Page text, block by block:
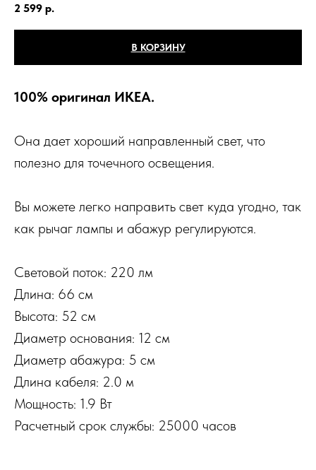
2 599 р.
В КОРЗИНУ
100% оригинал ИКЕА.
Она дает хороший направленный свет, что
полезно для точечного освещения.
Вы можете легко направить свет куда угодно, так
как рычаг лампы и абажур регулируются.
Световой поток: 220 лм
Длина: 66 см
Высота: 52 см
Диаметр основания: 12 см
Диаметр абажура: 5 см
Длина кабеля: 2.0 м
Мощность: 1.9 Вт
Расчетный срок службы: 25000 часов